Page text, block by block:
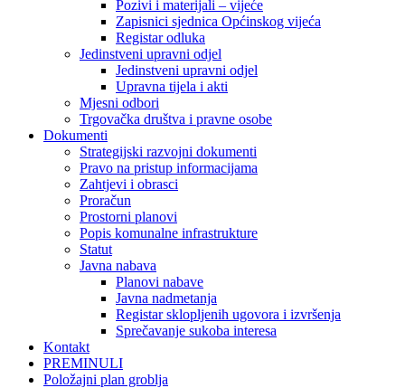
Pozivi i materijali – vijeće
Zapisnici sjednica Općinskog vijeća
Registar odluka
Jedinstveni upravni odjel
Jedinstveni upravni odjel
Upravna tijela i akti
Mjesni odbori
Trgovačka društva i pravne osobe
Dokumenti
Strategijski razvojni dokumenti
Pravo na pristup informacijama
Zahtjevi i obrasci
Proračun
Prostorni planovi
Popis komunalne infrastrukture
Statut
Javna nabava
Planovi nabave
Javna nadmetanja
Registar sklopljenih ugovora i izvršenja
Sprečavanje sukoba interesa
Kontakt
PREMINULI
Položajni plan groblja